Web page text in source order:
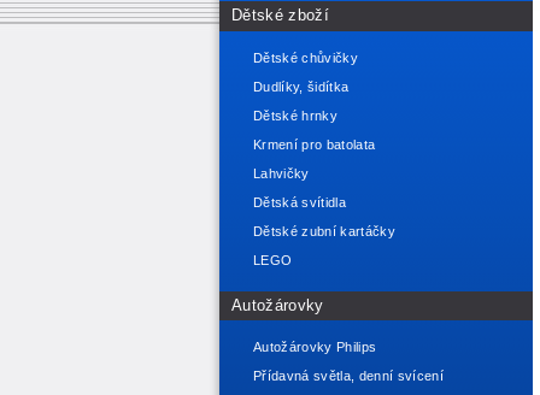
Dětské zboží
Dětské chůvičky
Dudlíky, šidítka
Dětské hrnky
Krmení pro batolata
Lahvičky
Dětská svítidla
Dětské zubní kartáčky
LEGO
Autožárovky
Autožárovky Philips
Přídavná světla, denní svícení